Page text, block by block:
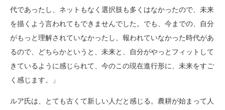
代であったし、ネットもなく選択肢も多くはなかったので、未来
を描くよう言われてもできませんでした。でも、今までの、自分
がもっと理解されていなかったし、報われていなかった時代があ
るので、どちらかというと、未来と、自分がやっとフィットして
きているように感じられて、今のこの現在進行形に、未来をすご
く感じます。」
ルア氏は、とても古くて新しい人だと感じる。農耕が始まって人